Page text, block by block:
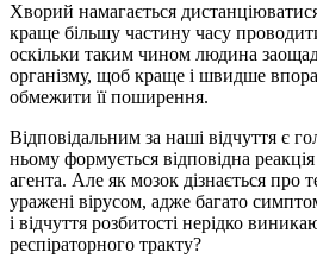
Хворий намагається
краще більшу частину часу
оскільки таким чином людина
організму, щоб краще і швидше
обмежити її поширення.
Відповідальним за наші відчуття є
ньому формується відповідна
агента. Але як мозок дізнається про
уражені вірусом, адже багато
і відчуття розбитості нерідко
респіраторного тракту?